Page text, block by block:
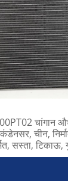
चांगान
चीन,
सस्ता, टिकाऊ,